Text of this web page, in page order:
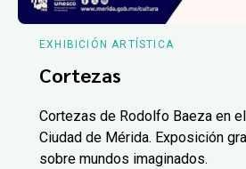
EXHIBICIÓN ARTÍSTICA
Cortezas
Cortezas de Rodolfo Baeza en
Ciudad de Mérida. Exposición
sobre mundos imaginados.